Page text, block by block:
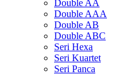
Double AA
Double AAA
Double AB
Double ABC
Seri Hexa
Seri Kuartet
Seri Panca